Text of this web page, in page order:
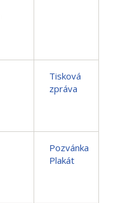
Tisková
zpráva
Pozvánka
Plakát